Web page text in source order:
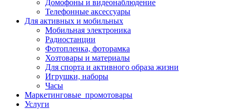
Домофоны и видеонаблюдение
Телефонные аксессуары
Для активных и мобильных
Мобильная электроника
Радиостанции
Фотопленка, фоторамка
Хозтовары и материалы
Для спорта и активного образа жизни
Игрушки, наборы
Часы
Маркетинговые_промотовары
Услуги